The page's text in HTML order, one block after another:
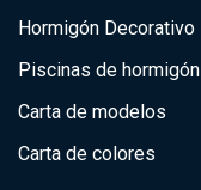
Hormigón Decorativo
Piscinas de hormigón
Carta de modelos
Carta de colores